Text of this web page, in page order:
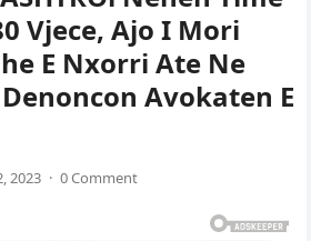
Vjece, Ajo I Mori
E Nxorri Ate Ne
Avokaten E
2023 · 0 Comment